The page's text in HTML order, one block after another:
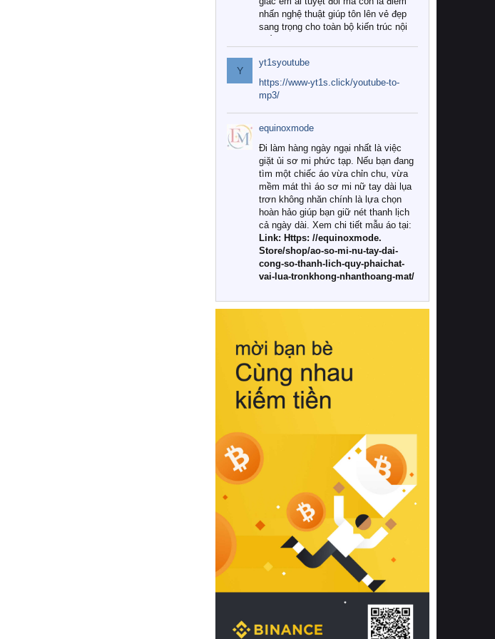
nhấn nghệ thuật giúp tôn lên vẻ đẹp
sang trọng cho toàn bộ kiến trúc nội
Tuy nhiên, giữa thị trường đa dạng
với vô vàn thương hiệu và mẫu mã
như hiện nay, làm thế nào để chọn
được những bộ chăn ga gối đệm cao
cấp thực sự chất lượng, phù hợp với
khí hậu và nhu cầu sử dụng của gia
đình? Hãy cùng chúng tôi đi tìm lời
giải đáp chi tiết qua bài viết dưới đây.
1. Tại sao các gia đình hiện đại lại ưa
chuộng chăn ga gối đệm cao cấp?
Khác với các dòng sản phẩm thông
thường, những bộ chăn ga gối đệm
cao cấp trải qua quy trình sản xuất
nghiêm ngặt từ khâu chọn lọc nguyên
liệu tự nhiên đến công nghệ dệt
nhuộm hiện đại không chứa hóa chất
này, bạn sẽ cảm nhận rõ rệt sự khác
hồi chuẩn xác của phần đệm nâng đỡ
cột sống.
Bên cạnh đó, việc lựa chọn các dòng
sản phẩm đạt chuẩn chất lượng quốc
tế còn giúp ngăn ngừa tình trạng kích
khuẩn và nấm mốc trong điều kiện
thời tiết nóng ẩm. Bạn có thể tìm hiểu
thêm các nghiên cứu khoa học về tác
động của giấc ngủ và môi trường
phòng ngủ đối với sức khỏe con
người tại Sleep Foundation (External
Link) để có cái nhìn toàn diện hơn.
2. Các tiêu chí vàng khi lựa chọn
chăn ga gối đệm cao cấp cho phòng
ngủ
Để sở hữu một bộ chăn ga gối đệm
cao cấp hoàn hảo cả về thẩm mỹ lẫn
công năng, người tiêu dùng cần cân
nhắc kỹ lưỡng các tiêu chí quan trọng
Y
yt1syoutube
https://www-yt1s.click/youtube-to-
mp3/
equinoxmode
Đi làm hàng ngày ngại nhất là việc
giặt ủi sơ mi phức tạp. Nếu bạn đang
tìm một chiếc áo vừa chỉn chu, vừa
mềm mát thì áo sơ mi nữ tay dài lụa
trơn không nhăn chính là lựa chọn
hoàn hảo giúp bạn giữ nét thanh lịch
cả ngày dài. Xem chi tiết mẫu áo tại:
Link: Https: //equinoxmode.
Store/shop/ao-so-mi-nu-tay-dai-
cong-so-thanh-lich-quy-phaichat-
vai-lua-tronkhong-nhanthoang-mat/